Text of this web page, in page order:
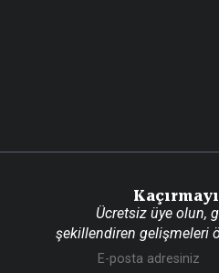
Ücretsiz üye olun,
şekillendiren gelişmeleri